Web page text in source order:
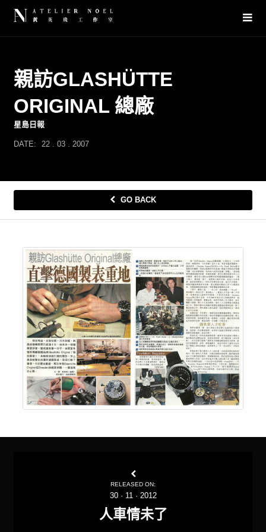
親訪GLASHÜTTE
ORIGINAL 總廠
星島日報
DATE: 22 . 03 . 2007
GO BACK
RELEASED ON:
30 · 11 · 2012
人車情未了